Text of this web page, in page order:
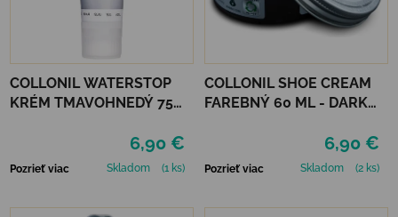
COLLONIL WATERSTOP
KRÉM TMAVOHNEDÝ 75
6,90 €
Pozrieť viac Skladom (1 ks)
COLLONIL SHOE CREAM
FAREBNÝ 60 ML - DARK
6,90 €
Pozrieť viac Skladom (2 ks)